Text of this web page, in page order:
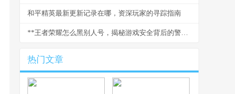
和平精英最新更新记录在哪，资深玩家的寻踪指南
**王者荣耀怎么黑别人号，揭秘游戏安全背后的警示**
热门文章